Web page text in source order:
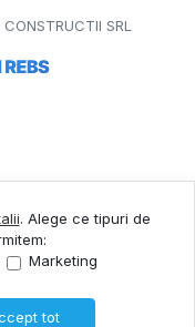
SRL
. Alege ce tipuri de
Marketing
tot